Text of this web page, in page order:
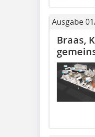
Ausgabe
Braas,